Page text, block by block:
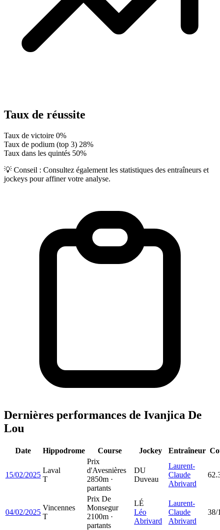
Taux de réussite
Taux de victoire 0%
Taux de podium (top 3) 28%
Taux dans les quintés 50%
💡 Conseil : Consultez également les statistiques des entraîneurs et
jockeys pour affiner votre analyse.
Dernières performances de Ivanjica De
Lou
Date Hippodrome Course Jockey Entraîneur
15/02/2025
Laval
T
Prix
d'Avesnières
2850m ·
partants
DU
Duveau
Laurent-
Claude
Abrivard
04/02/2025
Vincennes
T
Prix De
Monsegur
2100m ·
partants
LÉ
Léo
Abrivard
Laurent-
Claude
Abrivard
38/